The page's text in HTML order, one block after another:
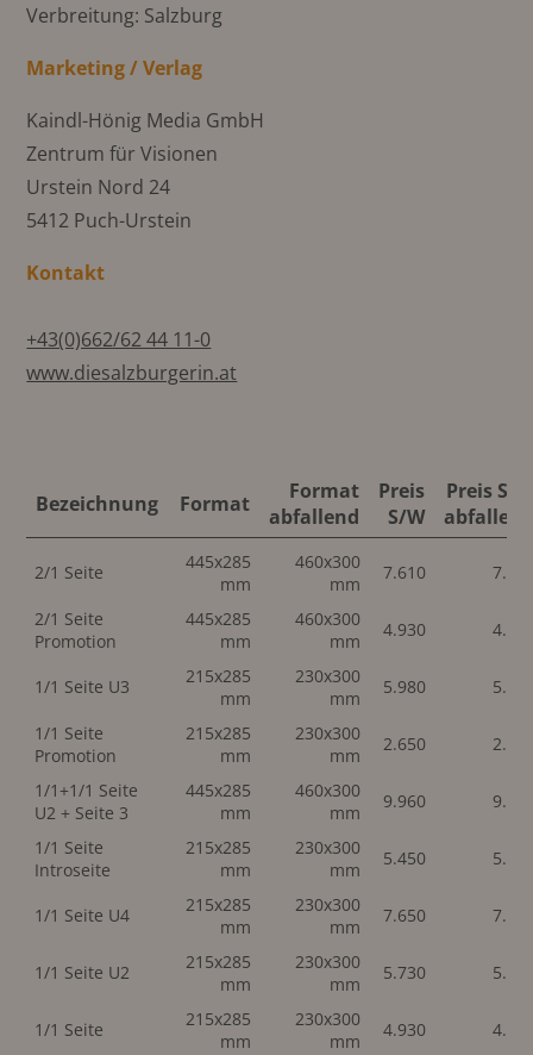
Verbreitung: Salzburg
Marketing / Verlag
Kaindl-Hönig Media GmbH
Zentrum für Visionen
Urstein Nord 24
5412 Puch-Urstein
Kontakt
+43(0)662/62 44 11-0
www.diesalzburgerin.at
Bezeichnung Format
Format
abfallend
Preis
S/W
Preis S/
2/1 Seite
445x285
mm
460x300
mm
7.610
2/1 Seite
Promotion
445x285
mm
460x300
mm
4.930
1/1 Seite U3
215x285
mm
230x300
mm
5.980
1/1 Seite
Promotion
215x285
mm
230x300
mm
2.650
1/1+1/1 Seite
U2 + Seite 3
445x285
mm
460x300
mm
9.960
1/1 Seite
Introseite
215x285
mm
230x300
mm
5.450
1/1 Seite U4
215x285
mm
230x300
mm
7.650
1/1 Seite U2
215x285
mm
230x300
mm
5.730
1/1 Seite
215x285
mm
230x300
mm
4.930